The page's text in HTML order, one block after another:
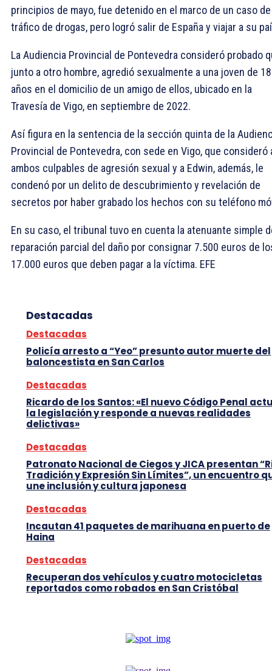
principios de mayo, fue detenido en el marco de un caso de
tráfico de drogas, pero logró salir de España y viajar a su
La Audiencia Provincial de Pontevedra consideró probado
junto a otro hombre, agredió sexualmente a una joven de 18
años en el domicilio de un amigo de ellos, ubicado en la
Travesía de Vigo, en septiembre de 2022.
Así figura en la sentencia de la sección quinta de la
Provincial de Pontevedra, con sede en Vigo, que consideró
ambos culpables de agresión sexual y a Edwin, además, le
condenó por un delito de descubrimiento y revelación de
secretos por haber grabado los hechos con su teléfono
En su caso, el tribunal tuvo en cuenta la atenuante simple
reparación parcial del daño por consignar 7.500 euros de
17.000 euros que deben pagar a la víctima. EFE
Destacadas
Destacadas
Policía arresto a “Yeo” presunto autor muerte del
baloncestista en San Carlos
Destacadas
Ricardo de los Santos: «El nuevo Código Penal
la legislación y responde a nuevas realidades
delictivas»
Destacadas
Patronato Nacional de Ciegos y JICA presentan
Tradición y Expresión Sin Límites”, un encuentro
une inclusión y cultura japonesa
Destacadas
Incautan 41 paquetes de marihuana en puerto de
Haina
Destacadas
Recuperan dos vehículos y cuatro motocicletas
reportados como robados en San Cristóbal